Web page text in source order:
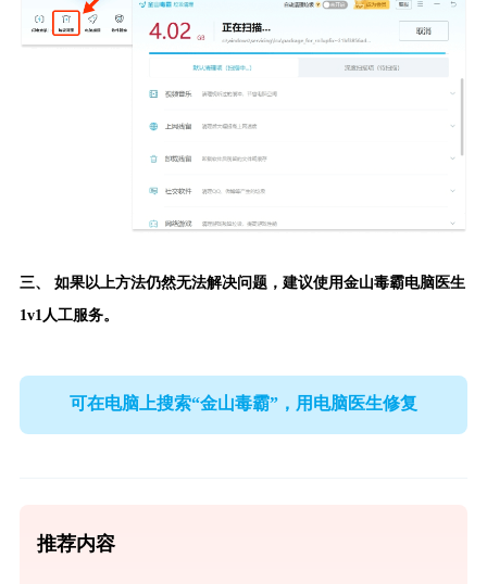
三、 如果以上方法仍然无法解决问题，建议使用金山毒霸电脑医生
1v1人工服务。
可在电脑上搜索“金山毒霸”，用电脑医生修复
推荐内容